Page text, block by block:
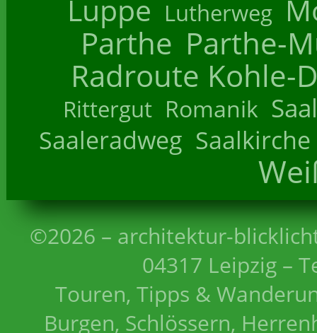
Luppe Lutherweg
Parthe Parthe-
Radroute Kohle-
Rittergut Romanik
Saaleradweg Saalkirche
©2026 – architektur-
04317 Leipzig –
Touren, Tipps &
Burgen, Schlössern,